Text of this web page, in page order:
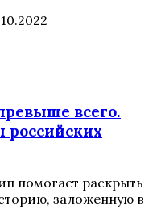
всего.
помогает раскрыть
заложенную в